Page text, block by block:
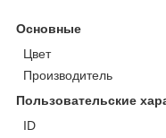
Основные
Цвет
Производитель
Пользовательские
ID